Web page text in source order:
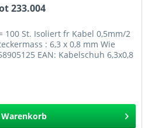
233.004
100 St. Isoliert fr Kabel 0,5mm/2
: 6,3 x 0,8 mm Wie
EAN: Kabelschuh 6,3x0,8
Warenkorb